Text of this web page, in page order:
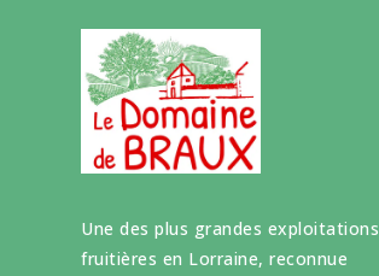
Une des plus grandes exploitations
fruitières en Lorraine, reconnue